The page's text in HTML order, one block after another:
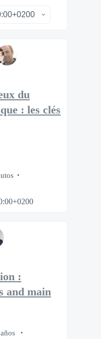
du
: les clés
:
and main